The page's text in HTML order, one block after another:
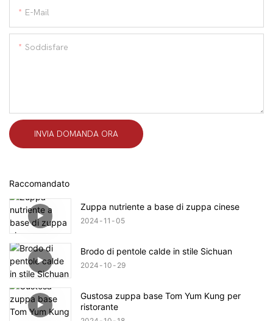
E-Mail
Soddisfare
INVIA DOMANDA ORA
Raccomandato
Zuppa nutriente a base di zuppa cinese
2024 11 05
Brodo di pentole calde in stile Sichuan
2024 10 29
Gustosa zuppa base Tom Yum Kung per
ristorante